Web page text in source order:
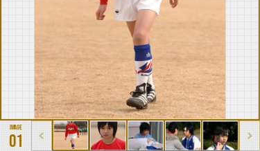
01